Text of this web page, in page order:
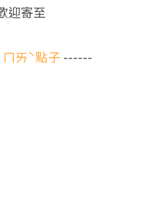
迎寄至
ㄇㄞˋ點子------